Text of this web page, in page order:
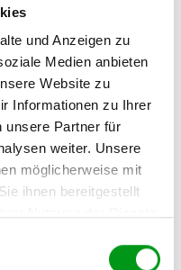
und Anzeigen zu
Medien anbieten
Website zu
Informationen zu Ihrer
unsere Partner für
weiter. Unsere
möglicherweise mit
ihnen bereitgestellt
hier zu leicht
Die nachfolgende
Auswertung von
Statistik von
detaillierter ist. Ein
Aufgaben und